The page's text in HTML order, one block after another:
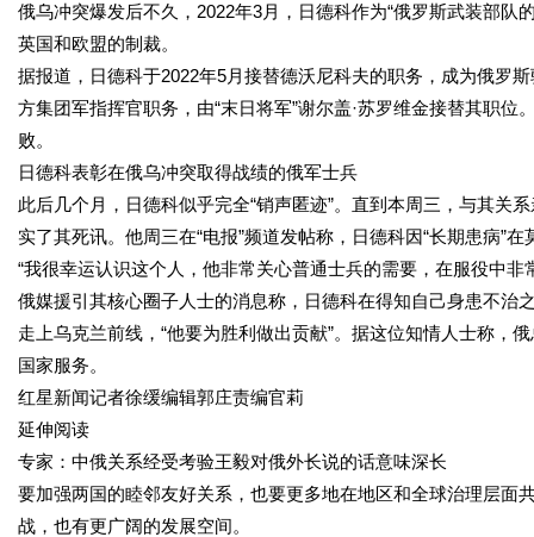
俄乌冲突爆发后不久，2022年3月，日德科作为“俄罗斯武装部
英国和欧盟的制裁。
据报道，日德科于2022年5月接替德沃尼科夫的职务，成为俄罗
方集团军指挥官职务，由“末日将军”谢尔盖·苏罗维金接替其职
败。
日德科表彰在俄乌冲突取得战绩的俄军士兵
此后几个月，日德科似乎完全“销声匿迹”。直到本周三，与其关
实了其死讯。他周三在“电报”频道发帖称，日德科因“长期患病”
“我很幸运认识这个人，他非常关心普通士兵的需要，在服役中
俄媒援引其核心圈子人士的消息称，日德科在得知自己身患不治
走上乌克兰前线，“他要为胜利做出贡献”。据这位知情人士称，
国家服务。
红星新闻记者徐缓编辑郭庄责编官莉
延伸阅读
专家：中俄关系经受考验王毅对俄外长说的话意味深长
要加强两国的睦邻友好关系，也要更多地在地区和全球治理层面
战，也有更广阔的发展空间。